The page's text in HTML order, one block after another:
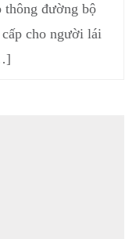
đường bộ
cho người lái